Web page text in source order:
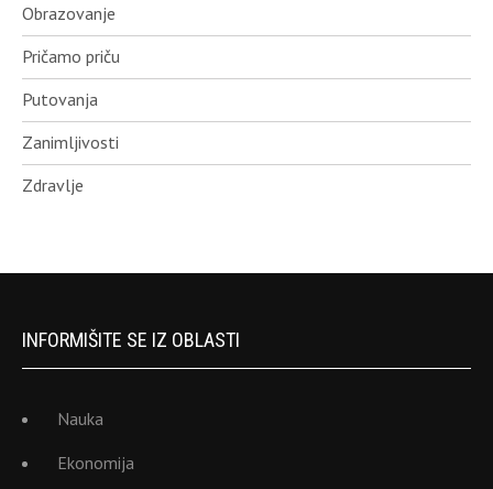
Obrazovanje
Pričamo priču
Putovanja
Zanimljivosti
Zdravlje
INFORMIŠITE SE IZ OBLASTI
Nauka
Ekonomija